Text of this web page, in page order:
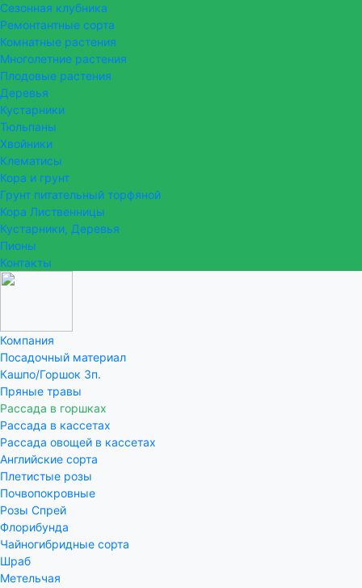
Сезонная клубника
Ремонтантные сорта
Комнатные растения
Многолетние растения
Плодовые растения
Деревья
Кустарники
Тюльпаны
Хвойники
Клематисы
Кора и грунт
Грунт питательный торфяной
Кора Лиственницы
Кустарники, Деревья
Пионы
Контакты
Компания
Посадочный материал
Кашпо/Горшок 3п.
Пряные травы
Рассада в горшках
Рассада в кассетах
Рассада овощей в кассетах
Английские сорта
Плетистые розы
Почвопокровные
Розы Спрей
Флорибунда
Чайногибридные сорта
Шраб
Метельчая